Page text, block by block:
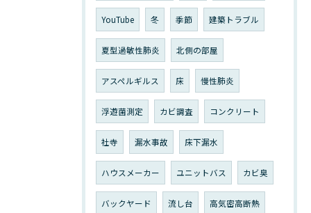
YouTube 冬 季節 建築トラブル
夏型過敏性肺炎 北側の部屋
アスペルギルス 床 慢性肺炎
浮遊菌測定 カビ調査 コンクリート
社寺 漏水事故 床下漏水
ハウスメーカー ユニットバス カビ臭
バックヤード 流し台 高気密高断熱